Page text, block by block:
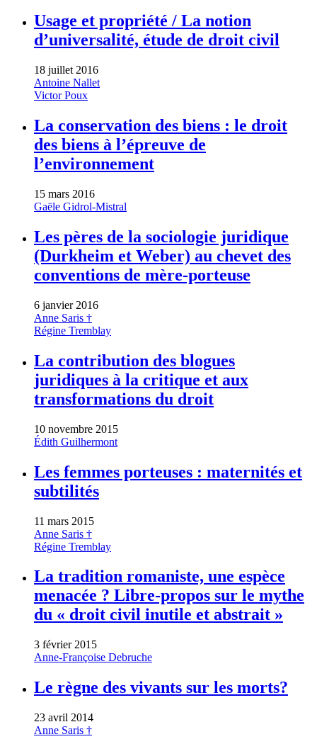
Usage et propriété / La notion
d’universalité, étude de droit civil
18 juillet 2016
Antoine Nallet
Victor Poux
La conservation des biens : le droit
des biens à l’épreuve de
l’environnement
15 mars 2016
Gaële Gidrol-Mistral
Les pères de la sociologie juridique
(Durkheim et Weber) au chevet des
conventions de mère-porteuse
6 janvier 2016
Anne Saris †
Régine Tremblay
La contribution des blogues
juridiques à la critique et aux
transformations du droit
10 novembre 2015
Édith Guilhermont
Les femmes porteuses : maternités et
subtilités
11 mars 2015
Anne Saris †
Régine Tremblay
La tradition romaniste, une espèce
menacée ? Libre-propos sur le mythe
du « droit civil inutile et abstrait »
3 février 2015
Anne-Françoise Debruche
Le règne des vivants sur les morts?
23 avril 2014
Anne Saris †